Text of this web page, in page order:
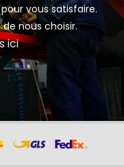
vous satisfaire.
nous choisir.
ici